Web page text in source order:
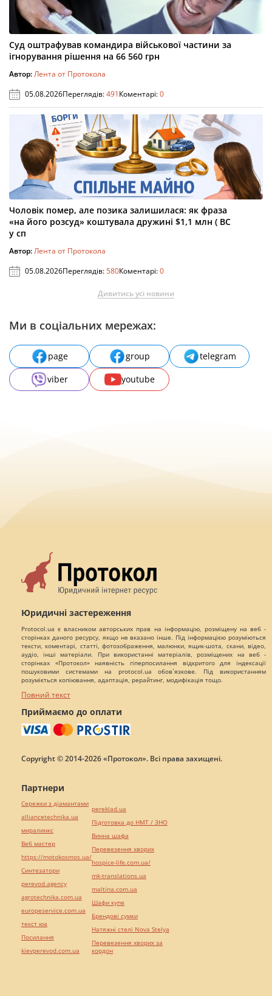
Суд оштрафував командира військової частини за
ігнорування рішення на 66 560 грн
Автор:Лента от Протокола
05.08.2026Переглядів:491Коментарі:0
Чоловік помер, але позика залишилася: як фраза
«на його розсуд» коштувала дружині $1,1 млн ( ВС
у сп
Автор:Лента от Протокола
05.08.2026Переглядів:580Коментарі:0
Дивитись усі новини
Ми в соціальних мережах:
page group
telegram
viber
youtube
Юридичні застереження
Protocol.ua є власником авторських прав на інформацію, розміщену на веб -
сторінках даного ресурсу, якщо не вказано інше. Під інформацією розуміються
тексти, коментарі, статті, фотозображення, малюнки, ящик-шота, скани, відео,
аудіо, інші матеріали. При використанні матеріалів, розміщених на веб -
сторінках «Протокол» наявність гіперпосилання відкритого для індексації
пошуковими системами на protocol.ua обов`язкове. Під використанням
розуміється копіювання, адаптація, рерайтинг, модифікація тощо.
Повний текст
Приймаємо до оплати
Copyright © 2014-2026 «Протокол». Всі права захищені.
Партнери
Сережки з діамантами
alliancetechnika.ua
миралинкс
Веб мастер
https://motokosmos.ua/
Синтезатори
perevod.agency
agrotechnika.com.ua
europeservice.com.ua
текст юа
Посилання
kievperevod.com.ua
pereklad.ua
Підготовка до НМТ / ЗНО
Винна шафа
Перевезення хворих
hospice-life.com.ua/
mk-translations.ua
maltina.com.ua
Шафи купе
Брендові сумки
Натяжні стелі Nova Stelya
Перевезення хворих за
кордон